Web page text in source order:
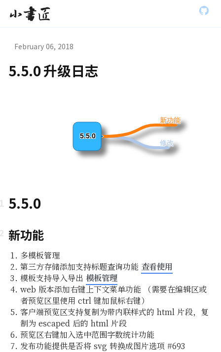
小书匠
February 06, 2018
5.5.0 升级日志
5.5.0
修改
新功能
5.5.0
新功能
多模板管理
第三方存储添加支持标题查询功能 查看使用
模板支持导入导出 模板管理
web 版本添加右键上下文菜单功能 （需要在编辑区或
者预览区里使用 ctrl 键加鼠标右键）
客户端预览区支持复制为带内联样式的 html 片段，复
制为 escaped 后的 html 片段
预览区右键加入选中范围字数统计功能
发布功能提供是否将 svg 转换成图片选项 #693
式演